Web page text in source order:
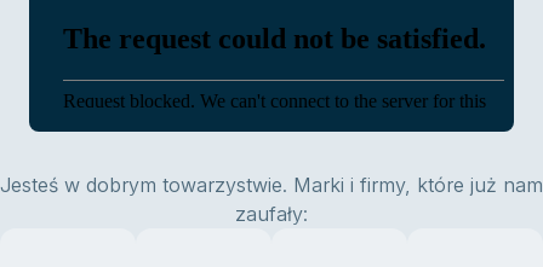
Jesteś w dobrym towarzystwie. Marki i firmy, które już nam
zaufały: